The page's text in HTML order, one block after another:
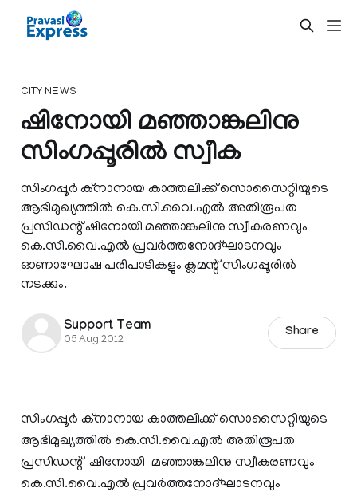
CITY NEWS
ഷിനോയി മഞ്ഞാങ്കലിനു
സിംഗപ്പൂരില്‍ സ്വീക
സിംഗപ്പൂര്‍ ക്നാനായ കാത്തലിക്ക് സൊസൈറ്റിയുടെ
ആഭിമുഖ്യത്തില്‍ കെ.സി.വൈ.എല്‍ അതിരൂപത
പ്രസിഡന്റ് ഷിനോയി മഞ്ഞാങ്കലിനു സ്വീകരണവും
കെ.സി.വൈ.എല്‍ പ്രവര്‍ത്തനോദ്ഘാടനവും
ഓണാഘോഷ പരിപാടികളും ക്ലമന്റ് സിംഗപ്പൂരില്‍
നടക്കും.
Support Team
05 Aug 2012
Share
സിംഗപ്പൂര്‍ ക്നാനായ കാത്തലിക്ക് സൊസൈറ്റിയുടെ
ആഭിമുഖ്യത്തില്‍ കെ.സി.വൈ.എല്‍ അതിരൂപത
പ്രസിഡന്റ് ഷിനോയി മഞ്ഞാങ്കലിനു സ്വീകരണവും
കെ.സി.വൈ.എല്‍ പ്രവര്‍ത്തനോദ്ഘാടനവും